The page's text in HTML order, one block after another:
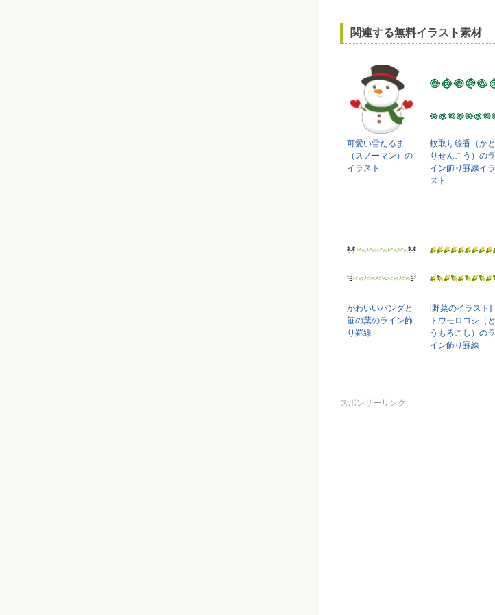
関連する無料イラスト素材
可愛い雪だるま
（スノーマン）の
イラスト
蚊取り線香（かと
りせんこう）のラ
イン飾り罫線イラ
スト
かわいいパンダと
笹の葉のライン飾
り罫線
[野菜のイラスト]
トウモロコシ（と
うもろこし）のラ
イン飾り罫線
スポンサーリンク